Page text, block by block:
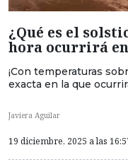
¿Qué es el
hora ocurrirá
¡Con temperaturas
exacta en la que
Javiera Aguilar
19 diciembre, 2025 a las